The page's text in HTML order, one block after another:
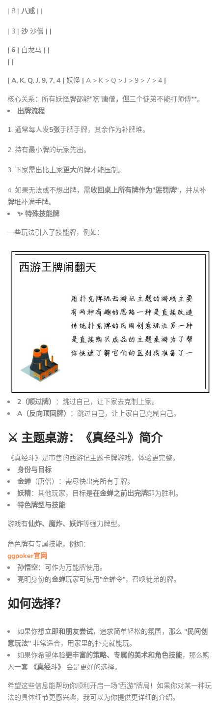
| 8 | 八戒 | |
| 3 | 沙 沙僧 | |
| 6 | 白龙马 | |
| |
| A, K, Q, J, 9, 7, 4 | 妖怪 | A > K > Q > J > 9 > 7 > 4 |
核心关系： 所有妖怪牌都能"吃"唐僧，但三个徒弟不能打师傅**。
出牌流程
1. 通常每人发5张手牌手牌，其余作为补牌堆。
2. 持有最小牌的玩家先出。
3. 下家需出比上家更大的牌才能压制。
4. 如果无法或不想出牌，需收回桌上所有牌作为"惩罚牌"，并从补
牌堆补满手牌。
✨ 特殊技能牌
一些玩法引入了技能牌，例如：
2（顺过牌） ：跳过自己，让下家去克制上家。
A（反向顶回牌） ：跳过自己，让上家自己克制自己。
⚔️ 主题桌游：《真经斗》简介
《真经斗》是市售的西游记主题卡牌游戏，体验更完整。
身份与目标
金蝉 （唐僧）：需尽快出完所有手牌。
妖精：其他玩家，目标是在金蝉之前出完牌即为胜利。
特色牌型与技能
游戏有仙炸、魔炸、妖炸等强力牌型。
角色牌有专属技能，例如：
ggpoker官网
孙悟空：可作为万能牌使用。
亮明身份的金蝉玩家可使用"金蝉令"，召唤徒弟的牌。
如何选择？
如果你想立即和朋友尝试，追求简单轻松的氛围，那么 "民间创
意玩法" 非常适合，用家里的扑克就能玩。
如果你希望体验更丰富的策略、专属的美术和角色技能，那么购
入一套 《真经斗》
会是更好的选择。
希望这些信息能帮助你顺利开启一场"西游"牌局！如果你对某一种玩
法的具体细节更感兴趣，我可以为你提供更详细的介绍。